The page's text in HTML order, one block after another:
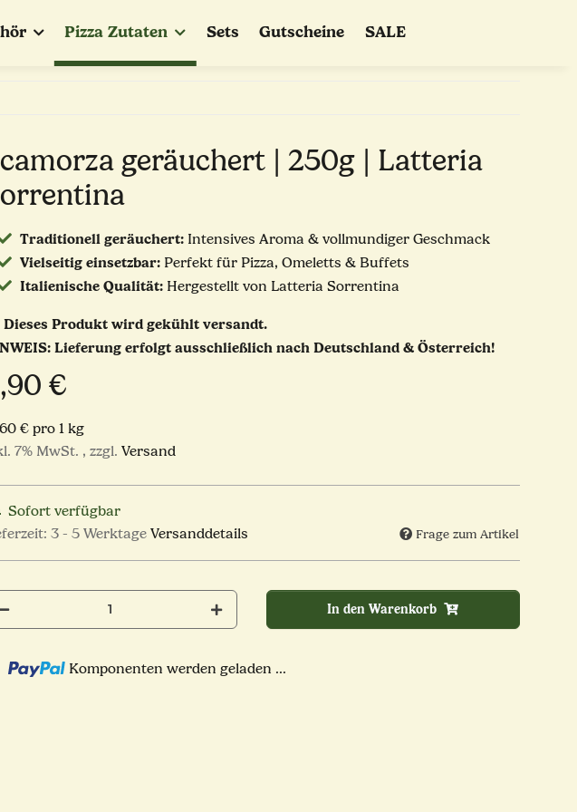
Pizza Zutaten Sets Gutscheine SALE
geräuchert | 250g | Latteria
Traditionell geräuchert:Intensives Aroma & vollmundiger Geschmack
Vielseitig einsetzbar:Perfekt für Pizza, Omeletts & Buffets
Italienische Qualität:Hergestellt von Latteria Sorrentina
Dieses Produkt wird gekühlt versandt.
Lieferung erfolgt ausschließlich nach Deutschland & Österreich!
€
€ pro 1 kg
7% MwSt. , zzgl. Versand
Sofort verfügbar
3 - 5 Werktage Versanddetails Frage zum Artikel
In den Warenkorb
Komponenten werden geladen ...